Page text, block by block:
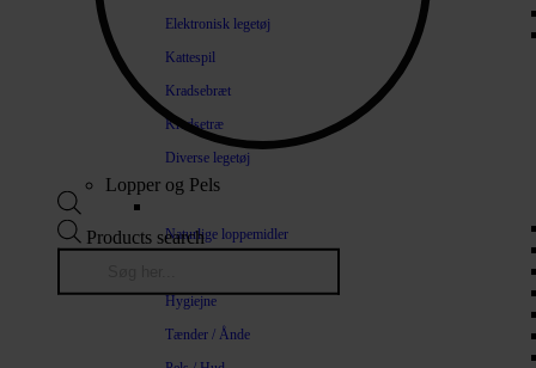
Elektronisk legetøj
Kattespil
Kradsebræt
Kradsetræ
Diverse legetøj
Lopper og Pels
Naturlige loppemidler
Hygiejne
Tænder / Ånde
Products search